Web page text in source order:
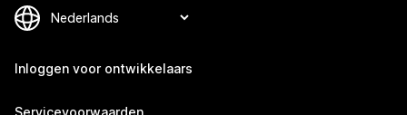
Inloggen voor ontwikkelaars